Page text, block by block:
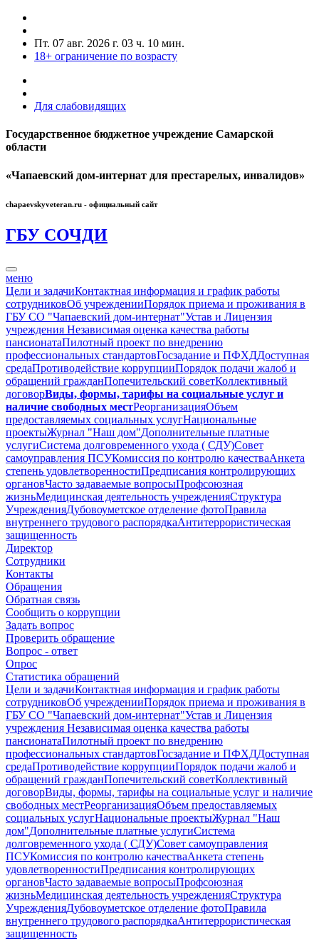
Пт. 07 авг. 2026 г. 03 ч. 10 мин.
18+ ограничение по возрасту
Для слабовидящих
Государственное бюджетное учреждение Самарской
области
«Чапаевский дом-интернат для престарелых, инвалидов»
chapaevskyveteran.ru - официальный сайт
ГБУ СОЧДИ
меню
Цели и задачиКонтактная информация и график работы
сотрудниковОб учрежденииПорядок приема и проживания в
ГБУ СО "Чапаевский дом-интернат"Устав и Лицензия
учреждения Независимая оценка качества работы
пансионатаПилотный проект по внедрению
профессиональных стандартовГосзадание и ПФХДДоступная
средаПротиводействие коррупцииПорядок подачи жалоб и
обращений гражданПопечительский советКоллективный
договорВиды, формы, тарифы на социальные услуг и
наличие свободных местРеорганизацияОбъем
предоставляемых социальных услугНациональные
проектыЖурнал "Наш дом"Дополнительные платные
услугиСистема долговременного ухода ( СДУ)Совет
самоуправления ПСУКомиссия по контролю качестваАнкета
степень удовлетворенностиПредписания контролирующих
органовЧасто задаваемые вопросыПрофсоюзная
жизньМедицинская деятельность учрежденияСтруктура
УчрежденияДубовоуметское отделение фотоПравила
внутреннего трудового распорядкаАнтитеррористическая
защищенность
Директор
Сотрудники
Контакты
Обращения
Обратная связь
Сообщить о коррупции
Задать вопрос
Проверить обращение
Вопрос - ответ
Опрос
Статистика обращений
Цели и задачиКонтактная информация и график работы
сотрудниковОб учрежденииПорядок приема и проживания в
ГБУ СО "Чапаевский дом-интернат"Устав и Лицензия
учреждения Независимая оценка качества работы
пансионатаПилотный проект по внедрению
профессиональных стандартовГосзадание и ПФХДДоступная
средаПротиводействие коррупцииПорядок подачи жалоб и
обращений гражданПопечительский советКоллективный
договорВиды, формы, тарифы на социальные услуг и наличие
свободных местРеорганизацияОбъем предоставляемых
социальных услугНациональные проектыЖурнал "Наш
дом"Дополнительные платные услугиСистема
долговременного ухода ( СДУ)Совет самоуправления
ПСУКомиссия по контролю качестваАнкета степень
удовлетворенностиПредписания контролирующих
органовЧасто задаваемые вопросыПрофсоюзная
жизньМедицинская деятельность учрежденияСтруктура
УчрежденияДубовоуметское отделение фотоПравила
внутреннего трудового распорядкаАнтитеррористическая
защищенность